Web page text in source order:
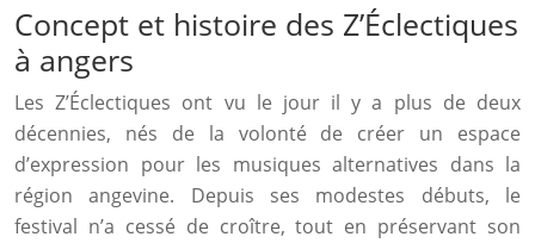
Concept et histoire des Z’Éclectiques
à angers
Les Z’Éclectiques ont vu le jour il y a plus de deux
décennies, nés de la volonté de créer un espace
d’expression pour les musiques alternatives dans la
région angevine. Depuis ses modestes débuts, le
festival n’a cessé de croître, tout en préservant son